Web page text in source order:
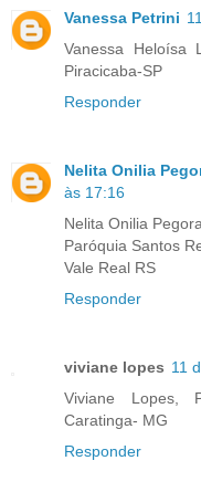
Vanessa Petrini
Vanessa Heloísa
Piracicaba-SP
Responder
Nelita Onilia
às 17:16
Nelita Onilia
Paróquia Santos
Vale Real RS
Responder
viviane lopes 11
Viviane Lopes,
Caratinga- MG
Responder